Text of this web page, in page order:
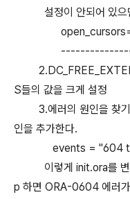
설정이 안되어 있으
S들의 값을 크게 설정
3.에러의 원인을 찾기
인을 추가한다.
events = "604
이렇게 init.ora를 변
p 하면 ORA-0604 에러